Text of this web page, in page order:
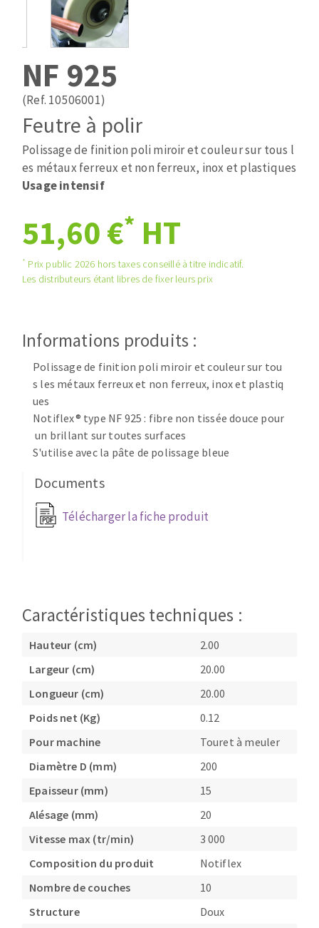
Pose des joints
Nettoyage
Mèches
Fraises carbure
Fers et plaquettes
Lames de scie à ruban
ABRASIFS APPLIQUÉS
Disques auto-agrippant
Patins
Disques fibre et papier
Bandes abrasives
Feuilles 230 x 280 mm
Cales à poncer et patins
Eponges abrasive
DISQUES ABRASIFS
Disques abrasifs agglomérés
TRAITEMENT DE SURFACE
Disques fibre
Meules sur tige
Meules de tourets
Feutres à polir
Bandes sans fin
Rouleaux d'atelier
NETTOYAGE
Aspirateurs
Affuteurs de forets
Tours à métaux
Tables
OUTILS COUPANTS
Fraises scies
Rubans
Fraise HSS
Forets métaux
NF 925
(Ref. 10506001)
Feutre à polir
Polissage de finition poli miroir et couleur sur tous l
es métaux ferreux et non ferreux, inox et plastiques
Usage intensif
51,60 €* HT
* Prix public 2026 hors taxes conseillé à titre indicatif.
Les distributeurs étant libres de fixer leurs prix
Informations produits :
Polissage de finition poli miroir et couleur sur tou
s les métaux ferreux et non ferreux, inox et plastiq
ues
Notiflex® type NF 925 : fibre non tissée douce pour
un brillant sur toutes surfaces
S'utilise avec la pâte de polissage bleue
Documents
Télécharger la fiche produit
Caractéristiques techniques :
Hauteur (cm)
2.00
Largeur (cm)
20.00
Longueur (cm)
20.00
Poids net (Kg)
0.12
Pour machine
Touret à meuler
Diamètre D (mm)
200
Epaisseur (mm)
15
Alésage (mm)
20
Vitesse max (tr/min)
3 000
Composition du produit
Notiflex
Nombre de couches
10
Structure
Doux